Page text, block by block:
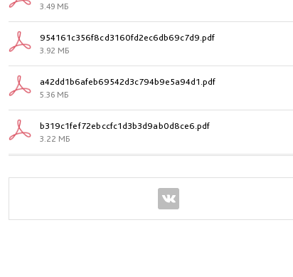
3.49 МБ
954161c356f8cd3160fd2ec6db69c7d9.pdf
3.92 МБ
a42dd1b6afeb69542d3c794b9e5a94d1.pdf
5.36 МБ
b319c1fef72ebccfc1d3b3d9ab0d8ce6.pdf
3.22 МБ